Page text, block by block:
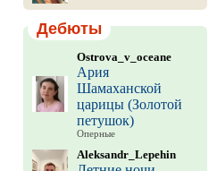
Дебюты
Ostrova_v_oceane
Ария
Шамаханской
царицы (Золотой
петушок)
Оперные
Aleksandr_Lepehin